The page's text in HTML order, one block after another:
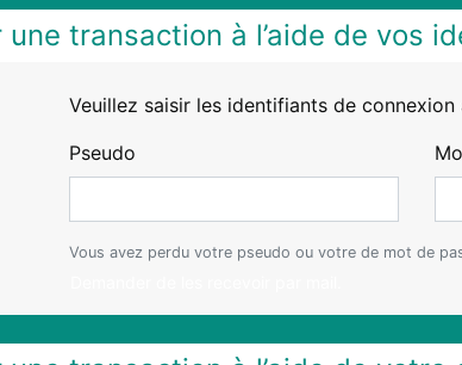
une transaction à l’aide de vos
Veuillez saisir les identifiants de
Pseudo
Vous avez perdu votre pseudo ou votre de mot de